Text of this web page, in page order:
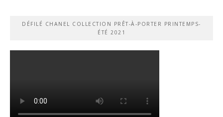
DÉFILÉ CHANEL COLLECTION PRÊT-À-PORTER PRINTEMPS-
ÉTÉ 2021